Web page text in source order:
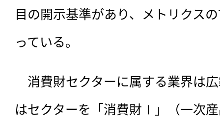
目の開示基準があり、メトリクス
っている。
消費財セクターに属する業界は
はセクターを「消費財Ⅰ」（一次